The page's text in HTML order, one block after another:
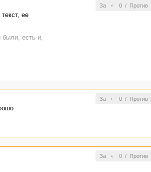
За 0/ Против
ее
есть и,
не
За 0/ Против
За 0/ Против